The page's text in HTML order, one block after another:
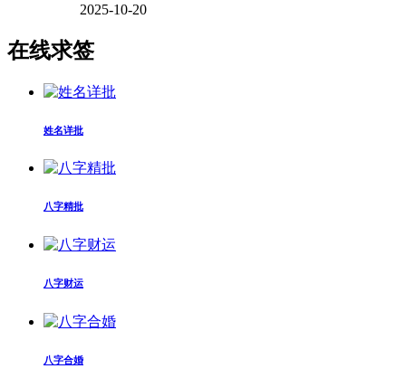
2025-10-20
在线求签
姓名详批
八字精批
八字财运
八字合婚